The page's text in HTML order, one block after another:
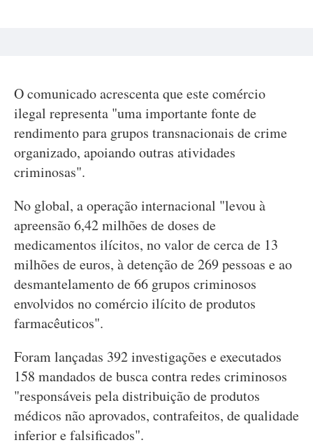
O comunicado acrescenta que este comércio
ilegal representa "uma importante fonte de
rendimento para grupos transnacionais de crime
organizado, apoiando outras atividades
criminosas".
No global, a operação internacional "levou à
apreensão 6,42 milhões de doses de
medicamentos ilícitos, no valor de cerca de 13
milhões de euros, à detenção de 269 pessoas e ao
desmantelamento de 66 grupos criminosos
envolvidos no comércio ilícito de produtos
farmacêuticos".
Foram lançadas 392 investigações e executados
158 mandados de busca contra redes criminosos
"responsáveis pela distribuição de produtos
médicos não aprovados, contrafeitos, de qualidade
inferior e falsificados".